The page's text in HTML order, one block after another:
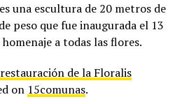
una escultura de 20 metros de
peso que fue inaugurada el 13
a todas las flores.
de la Floralis
on 15comunas.